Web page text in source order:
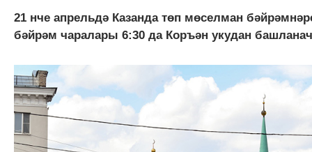
21 нче апрельдә Казанда төп мөселман
бәйрәм чаралары 6:30 да Коръән укудан